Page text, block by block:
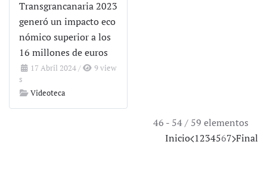
Transgrancanaria 2023
generó un impacto eco
nómico superior a los
16 millones de euros
17 Abril 2024/
9 view
s
Videoteca
46 - 54 / 59 elementos
Inicio 1234567 Final